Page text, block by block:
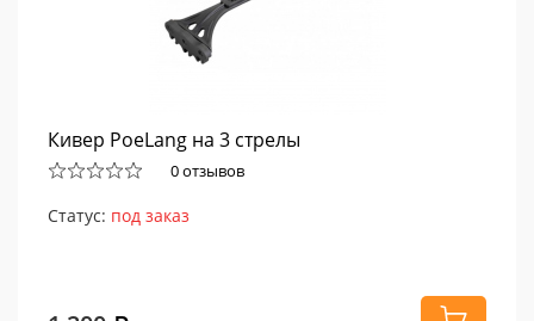
Кивер PoeLang на 3 стрелы
0 отзывов
Статус: под заказ